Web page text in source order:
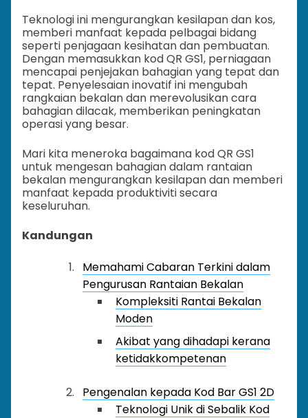
Teknologi ini mengurangkan kesilapan dan kos,
memberi manfaat kepada pelbagai bidang
seperti penjagaan kesihatan dan pembuatan.
Dengan memasukkan kod QR GS1, perniagaan
mencapai penjejakan bahagian yang tepat dan
tepat. Penyelesaian inovatif ini mengubah
rangkaian bekalan dan merevolusikan cara
bahagian dilacak, memberikan peningkatan
operasi yang besar.
Mari kita meneroka bagaimana kod QR GS1
untuk mengesan bahagian dalam rantaian
bekalan mengurangkan kesilapan dan memberi
manfaat kepada produktiviti secara
keseluruhan.
Kandungan
Memahami Cabaran Terkini dalam
Pengurusan Rantaian Bekalan
Kompleksiti Rantai Bekalan
Moden
Akibat yang dihadapi kerana
ketidakkompetenan
Pengenalan kepada Kod Bar GS1 2D
Teknologi Unik di Sebalik Kod